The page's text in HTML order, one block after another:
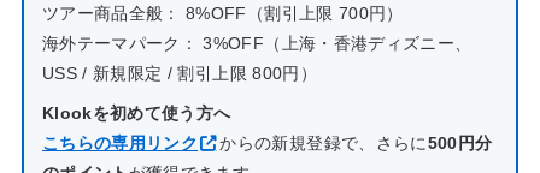
ツアー商品全般： 8%OFF（割引上限 700円）
海外テーマパーク： 3%OFF（上海・香港ディズニー、
USS / 新規限定 / 割引上限 800円）
Klookを初めて使う方へ
こちらの専用リンク
からの新規登録で、さらに500円分